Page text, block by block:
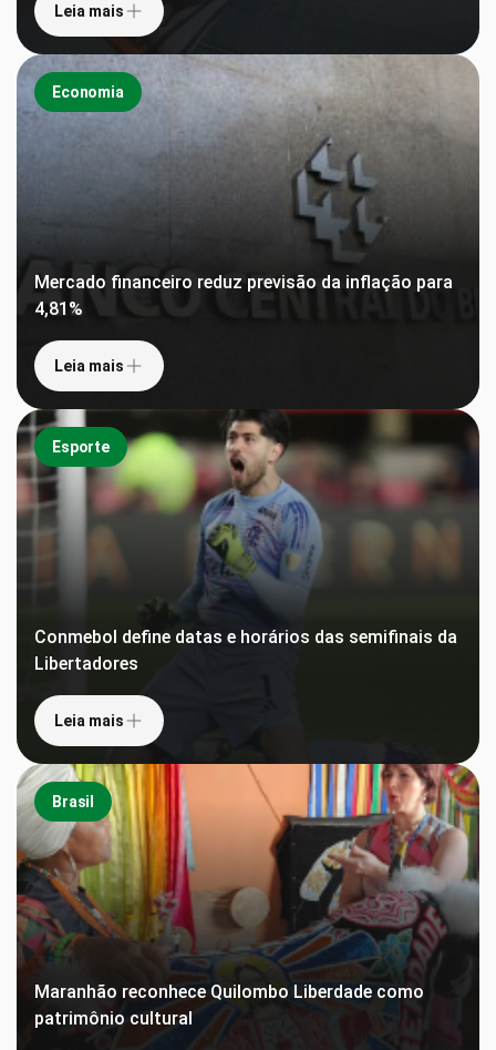
Leia mais
Economia
Mercado financeiro reduz previsão da inflação para
4,81%
Leia mais
Esporte
Conmebol define datas e horários das semifinais da
Libertadores
Leia mais
Brasil
Maranhão reconhece Quilombo Liberdade como
patrimônio cultural